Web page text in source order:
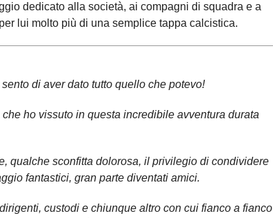
dedicato alla società, ai compagni di squadra e a
lui molto più di una semplice tappa calcistica.
di aver dato tutto quello che potevo!
ho vissuto in questa incredibile avventura durata
qualche sconfitta dolorosa, il privilegio di condividere
fantastici, gran parte diventati amici.
custodi e chiunque altro con cui fianco a fianco